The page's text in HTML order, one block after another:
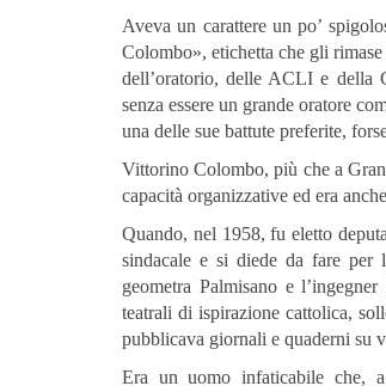
Aveva un carattere un po’
Colombo», etichetta che gli
dell’oratorio, delle ACLI e della
senza essere un grande oratore
una delle sue battute preferite,
Vittorino Colombo, più che a
capacità organizzative ed era
Quando, nel 1958, fu eletto
sindacale e si diede da fare per
geometra Palmisano e
teatrali di ispirazione cattolica,
pubblicava giornali e quaderni su
Era un uomo infaticabile che,